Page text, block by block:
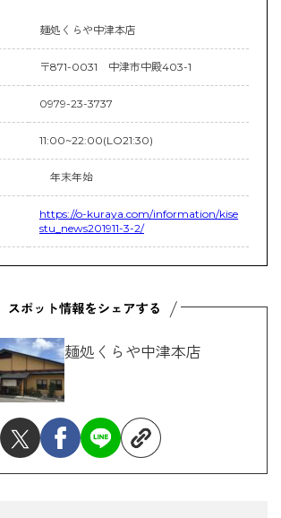
麺処くらや中津本店
〒871-0031 中津市中殿403-1
0979-23-3737
11:00~22:00(LO21:30)
年末年始
https://o-kuraya.com/information/kise
stu_news201911-3-2/
麺処くらや中津本店